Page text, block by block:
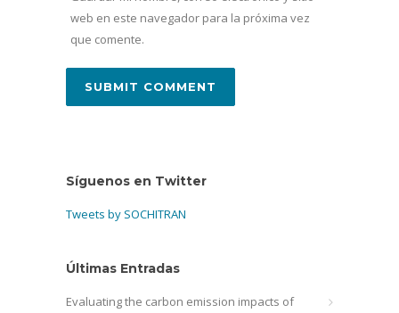
web en este navegador para la próxima vez
que comente.
Síguenos en Twitter
Tweets by SOCHITRAN
Últimas Entradas
Evaluating the carbon emission impacts of